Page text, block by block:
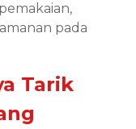
pada
Tarik